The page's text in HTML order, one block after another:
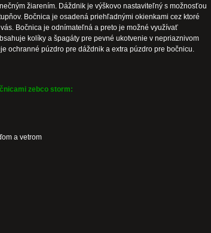
žiarením. Dáždnik je výškovo nastaviteľný s možnosťou
Bočnica je osadená priehľadnými okienkami cez ktoré
Bočnica je odnímateľná a preto je možné využívať
kolíky a špagáty pre pevné ukotvenie v nepriaznivom
ochranné púzdro pre dáždnik a extra púzdro pre bočnicu.
zebco storm:
a vetrom